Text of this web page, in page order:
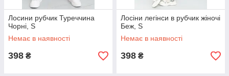
Лосини рубчик Туреччина
Чорні, S
Немає в наявності
398 ₴
Лосіни легінси в рубчик жіночі
Беж, S
Немає в наявності
398 ₴